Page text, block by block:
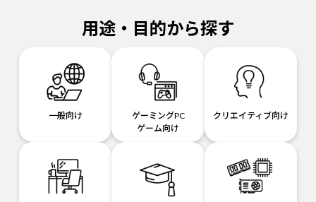
用途・目的から探す
一般向け
ゲーミングPC
ゲーム向け
クリエイティブ向け